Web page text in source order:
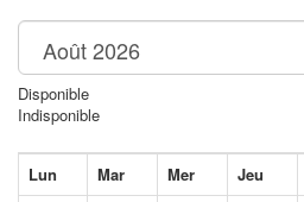
Disponible
Indisponible
Lun Mar Mer Jeu